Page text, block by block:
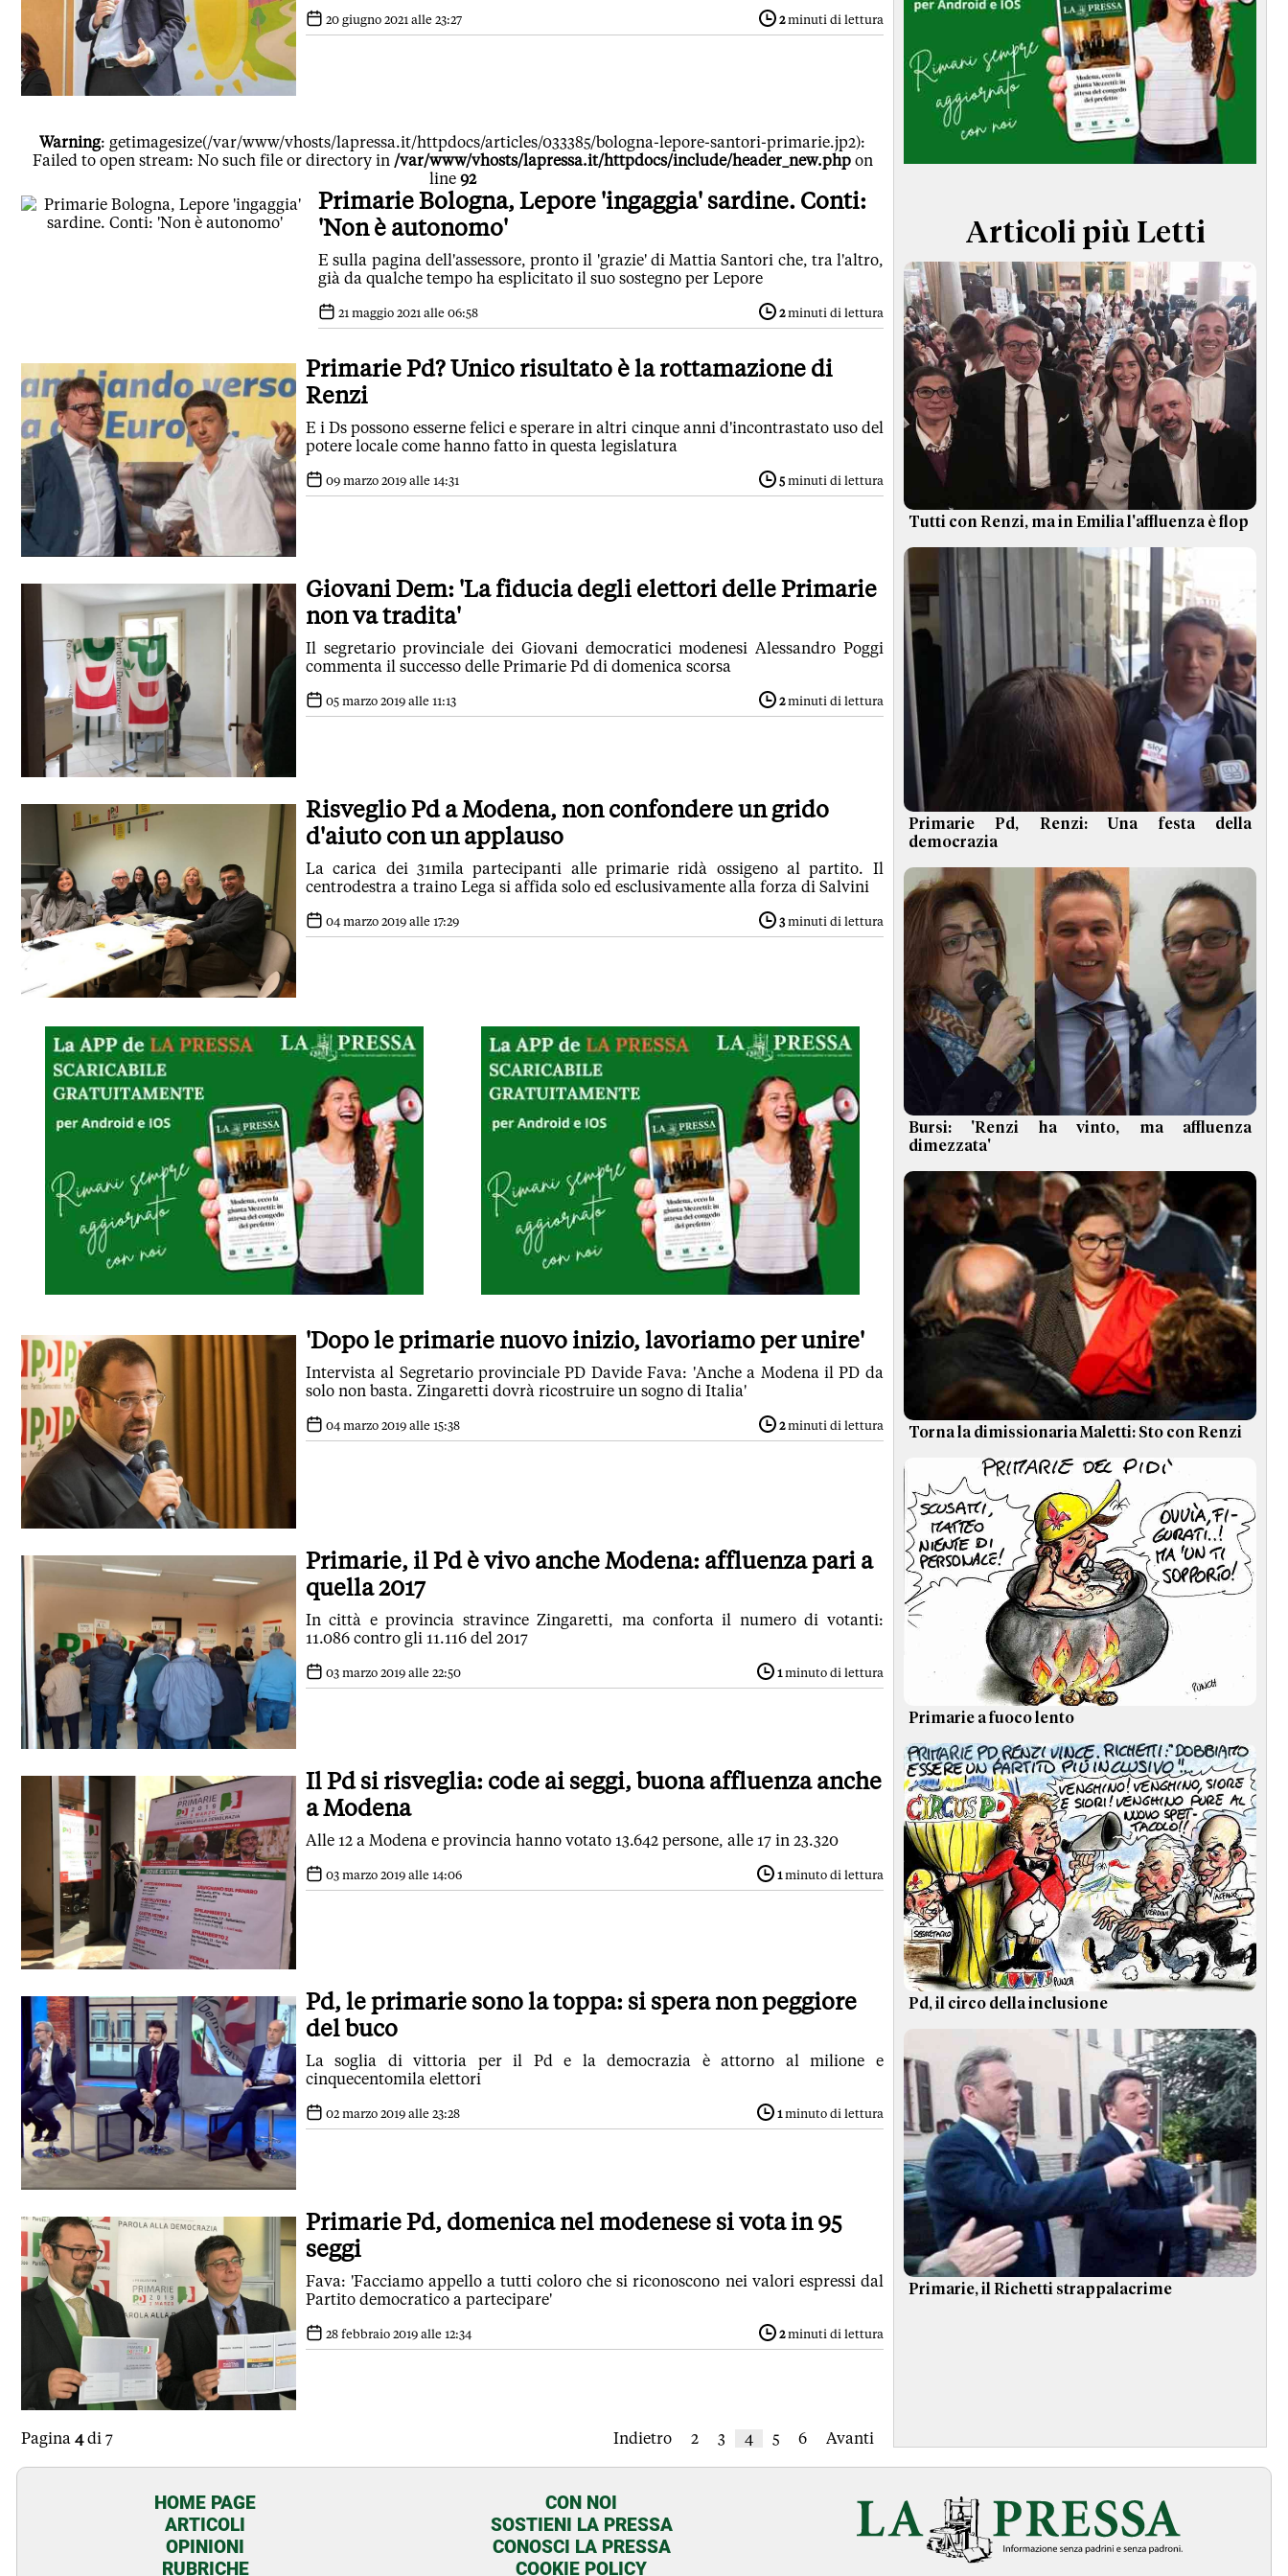
TERMINI e CONDIZIONI
20 giugno 2021 alle 23:27 2minuti di lettura
Warning: getimagesize(/var/www/vhosts/lapressa.it/httpdocs/articles/033385/bologna-lepore-santori-primarie.jp2):
Failed to open stream: No such file or directory in /var/www/vhosts/lapressa.it/httpdocs/include/header_new.phpon
line 92
Primarie Bologna, Lepore 'ingaggia' sardine. Conti:
'Non è autonomo'
E sulla pagina dell'assessore, pronto il 'grazie' di Mattia Santori che, tra l'altro,
già da qualche tempo ha esplicitato il suo sostegno per Lepore
21 maggio 2021 alle 06:58 2minuti di lettura
Primarie Pd? Unico risultato è la rottamazione di
Renzi
E i Ds possono esserne felici e sperare in altri cinque anni d'incontrastato uso del
potere locale come hanno fatto in questa legislatura
09 marzo 2019 alle 14:31 5 minuti di lettura
Giovani Dem: 'La fiducia degli elettori delle Primarie
non va tradita'
Il segretario provinciale dei Giovani democratici modenesi Alessandro Poggi
commenta il successo delle Primarie Pd di domenica scorsa
05 marzo 2019 alle 11:13 2minuti di lettura
Risveglio Pd a Modena, non confondere un grido
d'aiuto con un applauso
La carica dei 31mila partecipanti alle primarie ridà ossigeno al partito. Il
centrodestra a traino Lega si affida solo ed esclusivamente alla forza di Salvini
04 marzo 2019 alle 17:29 3minuti di lettura
'Dopo le primarie nuovo inizio, lavoriamo per unire'
Intervista al Segretario provinciale PD Davide Fava: 'Anche a Modena il PD da
solo non basta. Zingaretti dovrà ricostruire un sogno di Italia'
04 marzo 2019 alle 15:38 2minuti di lettura
Primarie, il Pd è vivo anche Modena: affluenza pari a
quella 2017
In città e provincia stravince Zingaretti, ma conforta il numero di votanti:
11.086 contro gli 11.116 del 2017
03 marzo 2019 alle 22:50 1minuto di lettura
Il Pd si risveglia: code ai seggi, buona affluenza anche
a Modena
Alle 12 a Modena e provincia hanno votato 13.642 persone, alle 17 in 23.320
03 marzo 2019 alle 14:06 1minuto di lettura
Pd, le primarie sono la toppa: si spera non peggiore
del buco
La soglia di vittoria per il Pd e la democrazia è attorno al milione e
cinquecentomila elettori
02 marzo 2019 alle 23:28 1minuto di lettura
Primarie Pd, domenica nel modenese si vota in 95
seggi
Fava: 'Facciamo appello a tutti coloro che si riconoscono nei valori espressi dal
Partito democratico a partecipare'
28 febbraio 2019 alle 12:34 2minuti di lettura
Pagina 4di 7 Indietro 2 3 4 5 6 Avanti
Articoli più Letti
Tutti con Renzi, ma in Emilia l'affluenza è flop
Primarie Pd, Renzi: Una festa della
democrazia
Bursi: 'Renzi ha vinto, ma affluenza
dimezzata'
Torna la dimissionaria Maletti: Sto con Renzi
Primarie a fuoco lento
Pd, il circo della inclusione
Primarie, il Richetti strappalacrime
HOME PAGE
ARTICOLI
OPINIONI
RUBRICHE
CON NOI
SOSTIENI LA PRESSA
CONOSCI LA PRESSA
COOKIE POLICY